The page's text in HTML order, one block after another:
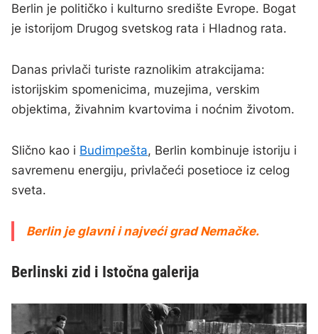
Berlin je političko i kulturno središte Evrope. Bogat
je istorijom Drugog svetskog rata i Hladnog rata.
Danas privlači turiste raznolikim atrakcijama:
istorijskim spomenicima, muzejima, verskim
objektima, živahnim kvartovima i noćnim životom.
Slično kao i Budimpešta, Berlin kombinuje istoriju i
savremenu energiju, privlačeći posetioce iz celog
sveta.
Berlin je glavni i najveći grad Nemačke.
Berlinski zid i Istočna galerija